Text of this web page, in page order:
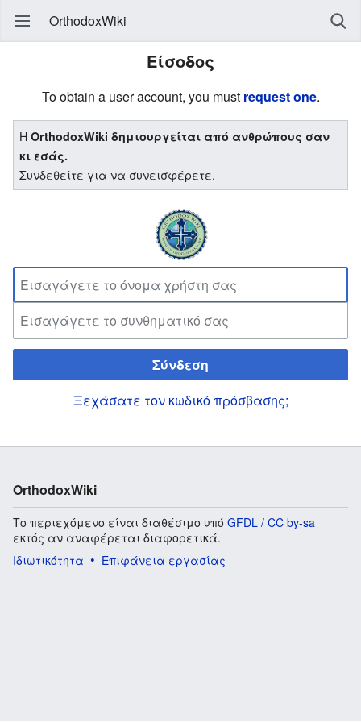
OrthodoxWiki
Είσοδος
To obtain a user account, you must request one.
ΗOrthodoxWiki δημιουργείται από ανθρώπους σαν
κι εσάς.
Συνδεθείτε για να συνεισφέρετε.
Σύνδεση
Ξεχάσατε τον κωδικό πρόσβασης;
OrthodoxWiki
Το περιεχόμενο είναι διαθέσιμο υπό GFDL / CC by-sa
εκτός αν αναφέρεται διαφορετικά.
Ιδιωτικότητα
Επιφάνεια εργασίας